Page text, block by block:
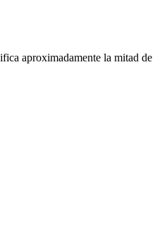
aproximadamente la mitad de